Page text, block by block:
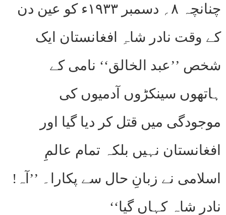
چنانچہ ۸؍ دسمبر ۱۹۳۳ء کو عین دن
کے وقت نادر شاہِ افغانستان ایک
شخص ’’عبد الخالق‘‘ نامی کے
ہاتھوں سینکڑوں آدمیوں کی
موجودگی میں قتل کر دیا گیا اور
افغانستان نہیں بلکہ تمام عالمِ
اسلامی نے زبانِ حال سے پکارا۔ ’’آہ!
نادر شاہ کہاں گیا‘‘